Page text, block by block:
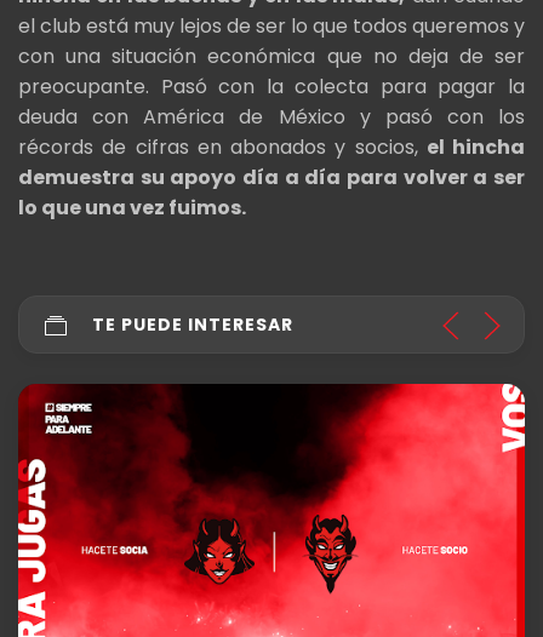
el club está muy lejos de ser lo que todos queremos y
con una situación económica que no deja de ser
preocupante. Pasó con la colecta para pagar la
deuda con América de México y pasó con los
récords de cifras en abonados y socios, el hincha
demuestra su apoyo día a día para volver a ser
lo que una vez fuimos.
TE PUEDE INTERESAR